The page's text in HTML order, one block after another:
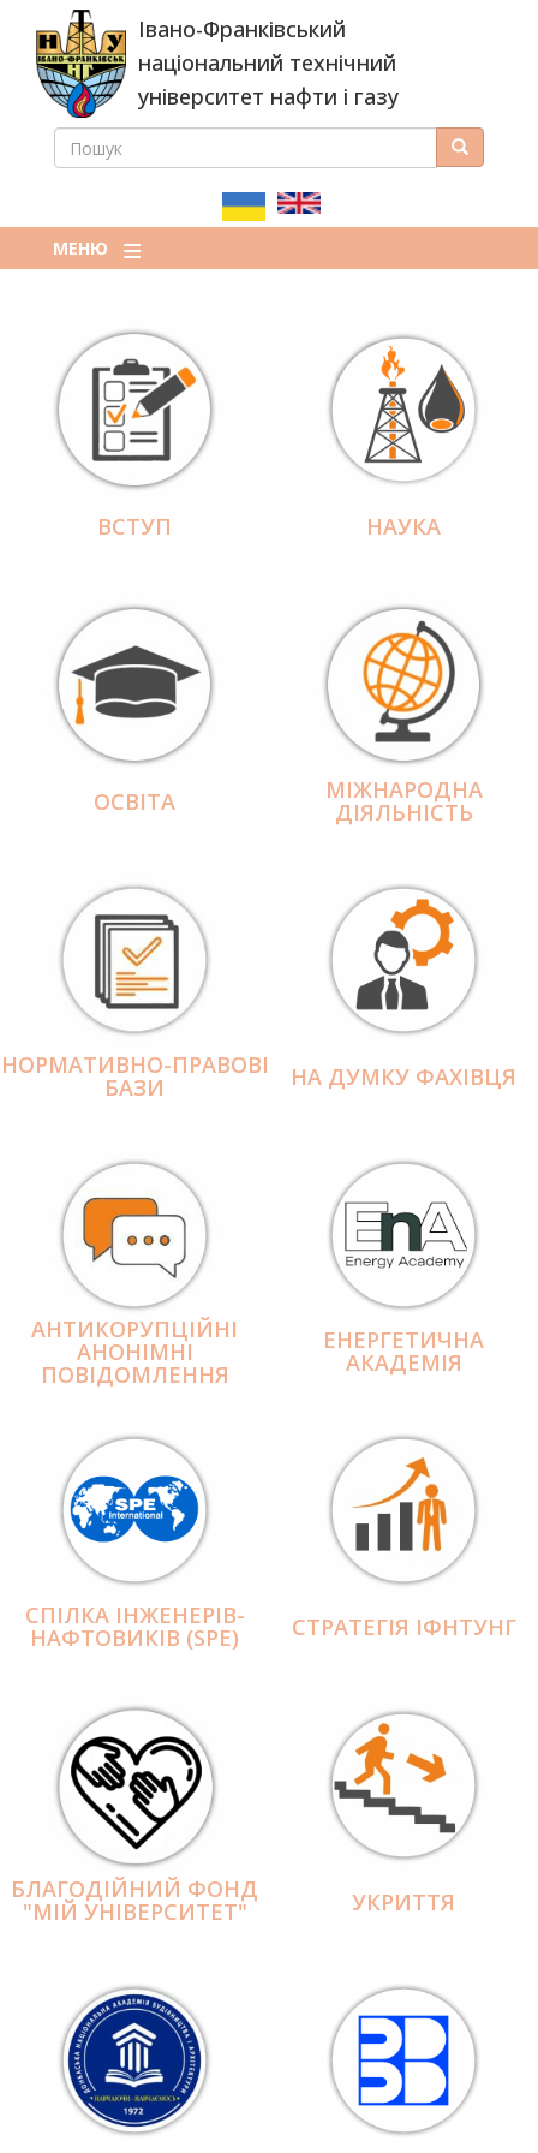
основного
вмісту
Івано-Франківський
національний технічний
університет нафти і газу
ПОШУКОВА
ПОШУК Пошук
МЕНЮ
ВСТУП НАУКА
ОСВІТА МІЖНАРОДНА
ДІЯЛЬНІCТЬ
НОРМАТИВНО-ПРАВОВІ
БАЗИ НА ДУМКУ ФАХІВЦЯ
АНТИКОРУПЦІЙНІ
АНОНІМНІ
ПОВІДОМЛЕННЯ
ЕНЕРГЕТИЧНА
АКАДЕМІЯ
СПІЛКА ІНЖЕНЕРІВ-
НАФТОВИКІВ (SPE) СТРАТЕГІЯ ІФНТУНГ
БЛАГОДІЙНИЙ ФОНД
"МІЙ УНІВЕРСИТЕТ" УКРИТТЯ